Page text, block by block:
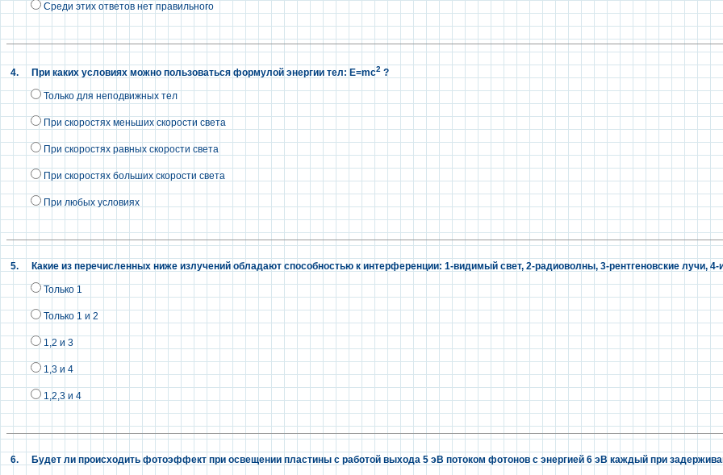
Среди этих ответов нет правильного
4. При каких условиях можно пользоваться формулой энергии тел: E=mc2 ?
Только для неподвижных тел
При скоростях меньших скорости света
При скоростях равных скорости света
При скоростях больших скорости света
При любых условиях
5. Какие из перечисленных ниже излучений обладают способностью к интерференции: 1-видимый свет, 2-радиоволны, 3-рентгеновские лучи,
Только 1
Только 1 и 2
1,2 и 3
1,3 и 4
1,2,3 и 4
6. Будет ли происходить фотоэффект при освещении пластины с работой выхода 5 эВ потоком фотонов с энергией 6 эВ каждый при